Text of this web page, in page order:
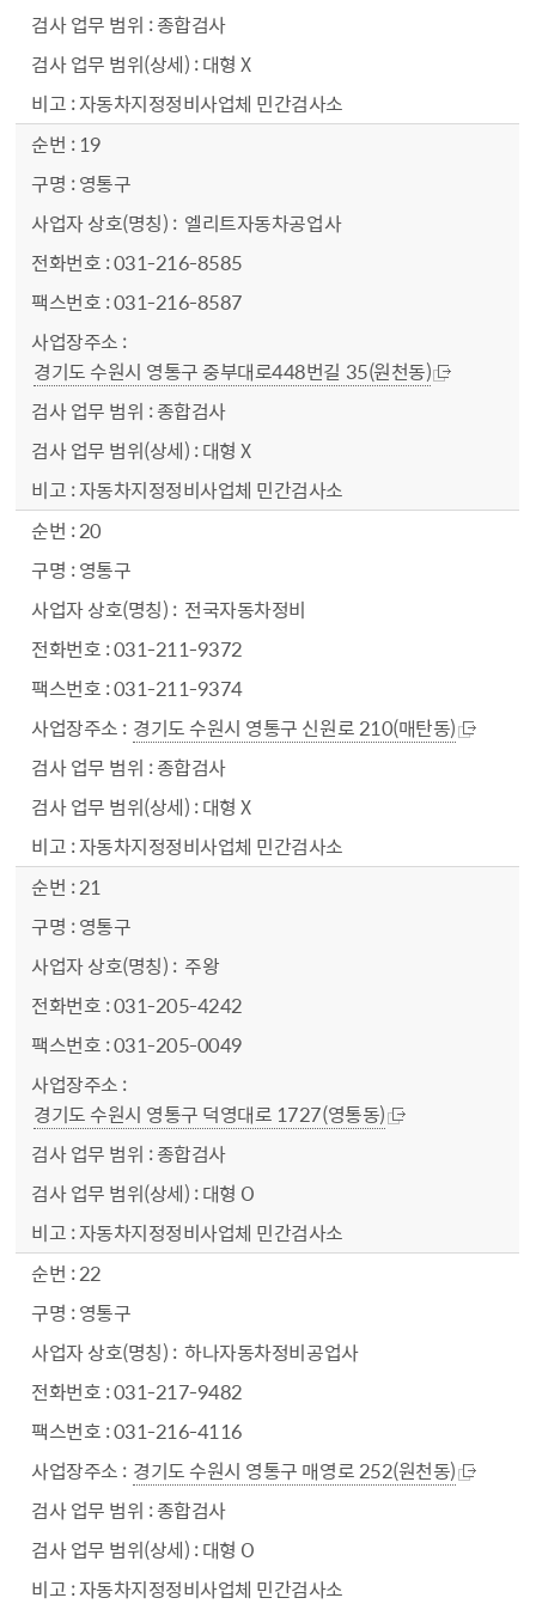
종합검사
대형 X
자동차지정정비사업체 민간검사소
19
영통구
엘리트자동차공업사
031-216-8585
031-216-8587
경기도 수원시 영통구 중부대로448번길 35(원천동)
종합검사
대형 X
자동차지정정비사업체 민간검사소
20
영통구
전국자동차정비
031-211-9372
031-211-9374
경기도 수원시 영통구 신원로 210(매탄동)
종합검사
대형 X
자동차지정정비사업체 민간검사소
21
영통구
주왕
031-205-4242
031-205-0049
경기도 수원시 영통구 덕영대로 1727(영통동)
종합검사
대형 O
자동차지정정비사업체 민간검사소
22
영통구
하나자동차정비공업사
031-217-9482
031-216-4116
경기도 수원시 영통구 매영로 252(원천동)
종합검사
대형 O
자동차지정정비사업체 민간검사소